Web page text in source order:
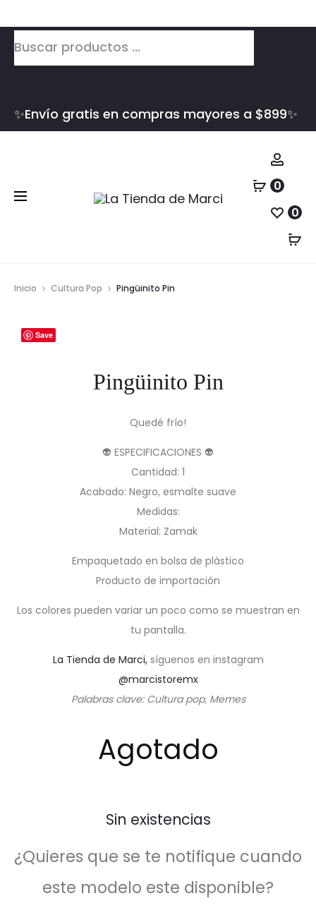
Búsqueda
de
✨Envío gratis en compras mayores a $899✨
0
0
Inicio Cultura Pop Pingüinito Pin
Save
Pingüinito Pin
Quedé frío!
👽 ESPECIFICACIONES 👽
Cantidad: 1
Acabado: Negro, esmalte suave
Medidas:
Material: Zamak
Empaquetado en bolsa de plástico
Producto de importación
Los colores pueden variar un poco como se muestran en
tu pantalla.
La Tienda de Marci, síguenos en instagram
@marcistoremx
Palabras clave: Cultura pop, Memes
Agotado
Sin existencias
¿Quieres que se te notifique cuando
este modelo este disponible?